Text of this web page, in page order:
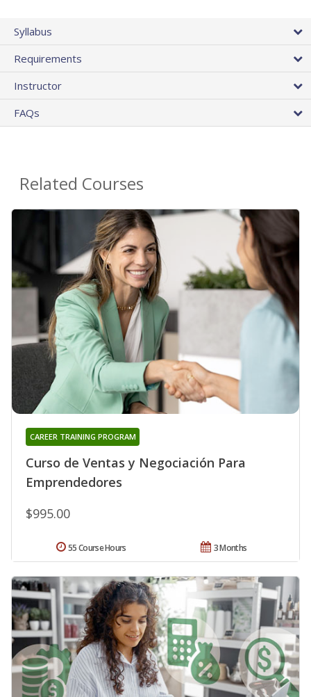
Syllabus
Requirements
Instructor
FAQs
Related Courses
Curso de Ventas y Negociación Para
Emprendedores
CAREER TRAINING PROGRAM
$995.00
3 Months
55 Course Hours